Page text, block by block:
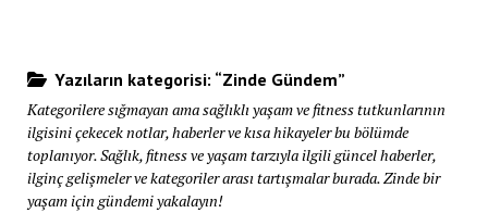
Yazıların kategorisi: “Zinde Gündem”
Kategorilere sığmayan ama sağlıklı yaşam ve fitness tutkunlarının
ilgisini çekecek notlar, haberler ve kısa hikayeler bu bölümde
toplanıyor. Sağlık, fitness ve yaşam tarzıyla ilgili güncel haberler,
ilginç gelişmeler ve kategoriler arası tartışmalar burada. Zinde bir
yaşam için gündemi yakalayın!